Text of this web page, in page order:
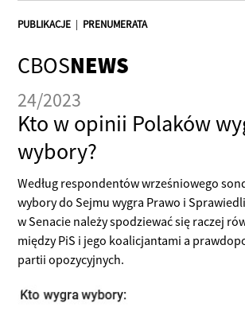
PUBLIKACJE | PRENUMERATA
CBOSNEWS
24/2023
Kto w opinii Polaków
wybory?
Według respondentów wrześniowego
wybory do Sejmu wygra Prawo i
w Senacie należy spodziewać się raczej
między PiS i jego koalicjantami a
partii opozycyjnych.